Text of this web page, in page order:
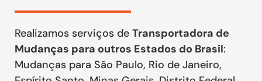
Realizamos serviços de Transportadora de
Mudanças para outros Estados do Brasil:
Mudanças para São Paulo, Rio de Janeiro,